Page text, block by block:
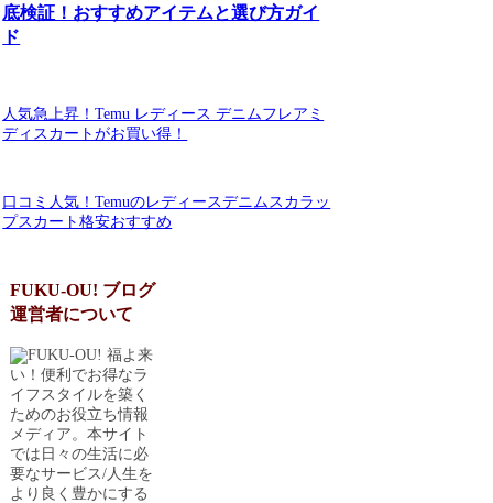
底検証！おすすめアイテムと選び方ガイ
ド
人気急上昇！Temu レディース デニムフレアミ
ディスカートがお買い得！
口コミ人気！Temuのレディースデニムスカラッ
プスカート格安おすすめ
FUKU-OU! ブログ
運営者について
福よ来
い！便利でお得なラ
イフスタイルを築く
ためのお役立ち情報
メディア。本サイト
では日々の生活に必
要なサービス/人生を
より良く豊かにする